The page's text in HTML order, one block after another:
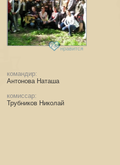
738 нравится
командир:
Антонова Наташа
комиссар:
Трубников Николай